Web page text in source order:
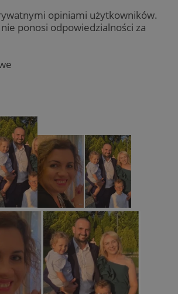
opiniami użytkowników.
ponosi odpowiedzialności za